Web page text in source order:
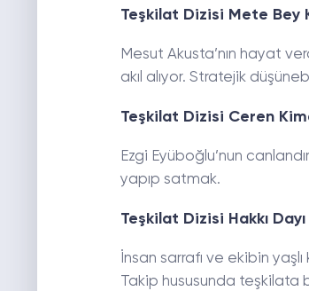
Teşkilat Dizisi Mete Bey
Mesut Akusta’nın hayat
akıl alıyor. Stratejik
Teşkilat Dizisi Ceren
Ezgi Eyüboğlu’nun
yapıp satmak.
Teşkilat Dizisi Hakkı
İnsan sarrafı ve ekibin
Takip hususunda teşkilata